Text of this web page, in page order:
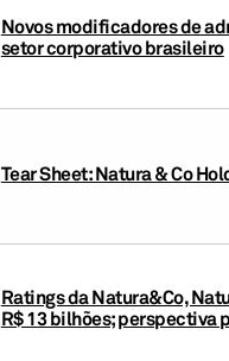
Novos modificadores de
setor corporativo brasileiro
Tear Sheet: ​​Natura & Co
Ratings da Natura&Co,
R$ 13 bilhões; perspectiva